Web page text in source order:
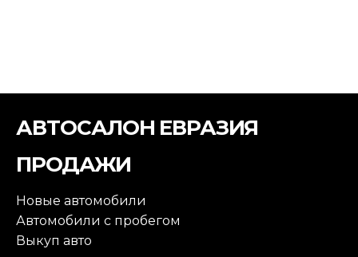
АВТОСАЛОН ЕВРАЗИЯ
ПРОДАЖИ
Новые автомобили
Автомобили с пробегом
Выкуп авто